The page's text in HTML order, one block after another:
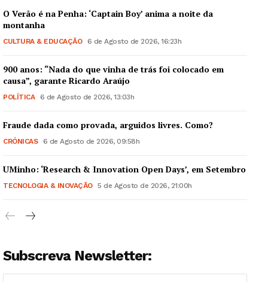
Guimarães, agora!
Institucional
O Verão é na Penha: ‘Captain Boy’ anima a noite da
montanha
CULTURA & EDUCAÇÃO 6 de Agosto de 2026, 16:23h
900 anos: “Nada do que vinha de trás foi colocado em
causa”, garante Ricardo Araújo
POLÍTICA 6 de Agosto de 2026, 13:03h
Fraude dada como provada, arguidos livres. Como?
CRÓNICAS 6 de Agosto de 2026, 09:58h
UMinho: ‘Research & Innovation Open Days’, em Setembro
TECNOLOGIA & INOVAÇÃO 5 de Agosto de 2026, 21:00h
Subscreva Newsletter: